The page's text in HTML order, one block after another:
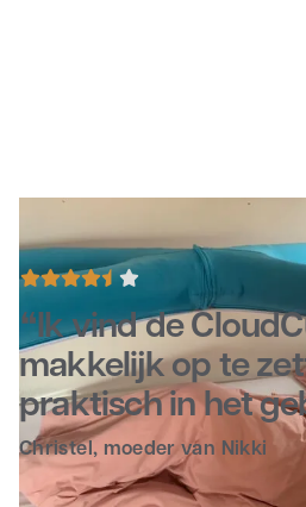
Contact
Zakelijk
Ik vind de
makkelijk op te
praktisch in het
Christel, moeder van Nikki